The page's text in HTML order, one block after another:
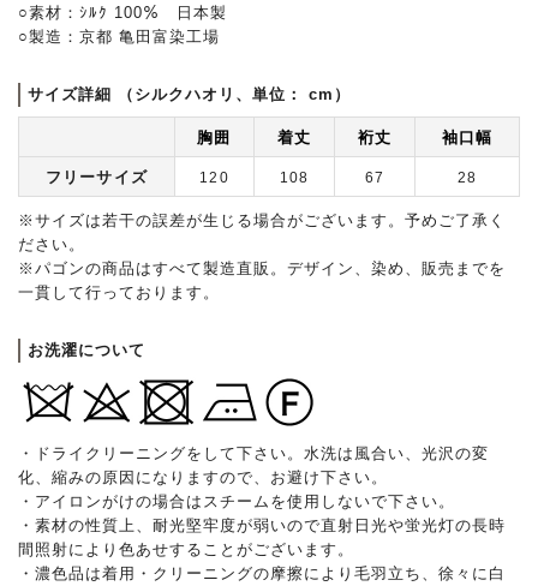
○素材：ｼﾙｸ 100％ 日本製
○製造：京都 亀田富染工場
サイズ詳細 （シルクハオリ、単位： cm）
胸囲 着丈 裄丈 袖口幅
フリーサイズ 120 108 67 28
※サイズは若干の誤差が生じる場合がございます。予めご了承く
ださい。
※パゴンの商品はすべて製造直販。デザイン、染め、販売までを
一貫して行っております。
お洗濯について
・ドライクリーニングをして下さい。水洗は風合い、光沢の変
化、縮みの原因になりますので、お避け下さい。
・アイロンがけの場合はスチームを使用しないで下さい。
・素材の性質上、耐光堅牢度が弱いので直射日光や蛍光灯の長時
間照射により色あせすることがございます。
・濃色品は着用・クリーニングの摩擦により毛羽立ち、徐々に白